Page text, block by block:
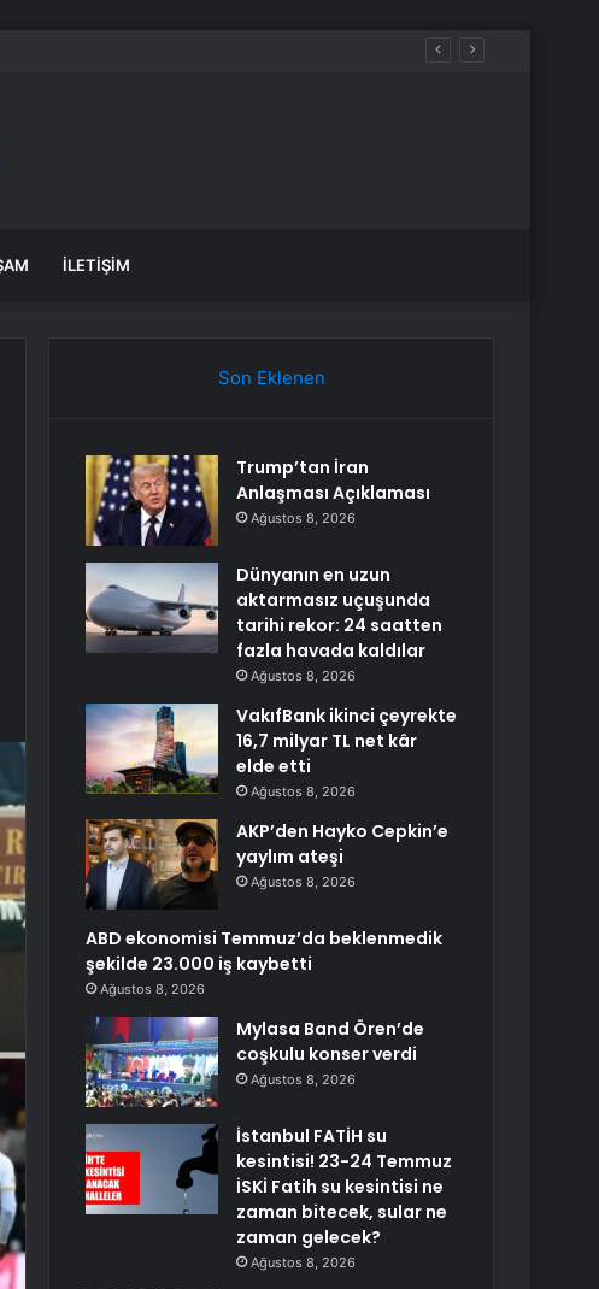
kaldılar
İLETIŞIM
Son Eklenen
Trump’tan İran
Anlaşması Açıklaması
Ağustos 8, 2026
Dünyanın en uzun
aktarmasız uçuşunda
tarihi rekor: 24 saatten
fazla havada kaldılar
Ağustos 8, 2026
VakıfBank ikinci çeyrekte
16,7 milyar TL net kâr
elde etti
Ağustos 8, 2026
AKP’den Hayko Cepkin’e
yaylım ateşi
Ağustos 8, 2026
ABD ekonomisi Temmuz’da beklenmedik
şekilde 23.000 iş kaybetti
Ağustos 8, 2026
Mylasa Band Ören’de
coşkulu konser verdi
Ağustos 8, 2026
İstanbul FATİH su
kesintisi! 23-24 Temmuz
İSKİ Fatih su kesintisi ne
zaman bitecek, sular ne
zaman gelecek?
Ağustos 8, 2026